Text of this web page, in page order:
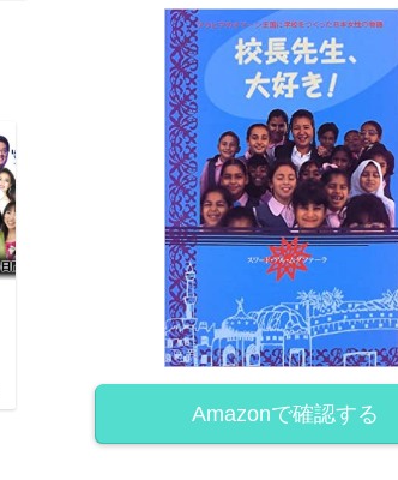
バンコクに滞在しバンコク在住
のYusuke Nakanishi 君とZoom
ビジネ
オマ
クト
ンテ
Amazonで確認する